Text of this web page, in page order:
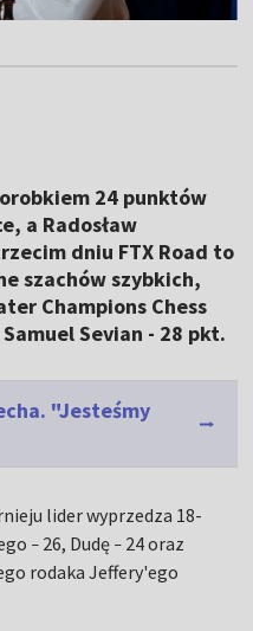
24 punktów
a Radosław
dniu FTX Road to
szachów szybkich,
Champions Chess
Sevian - 28 pkt.
"Jesteśmy
lider wyprzedza 18-
– 26, Dudę – 24 oraz
rodaka Jeffery'ego